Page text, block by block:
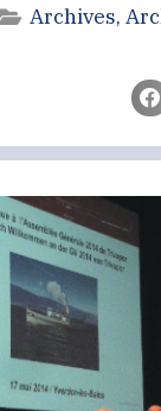
Archives,